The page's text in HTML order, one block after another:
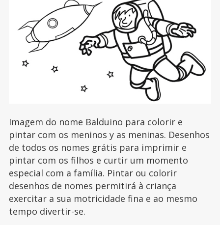
Imagem do nome Balduino para colorir e
pintar com os meninos y as meninas. Desenhos
de todos os nomes grátis para imprimir e
pintar com os filhos e curtir um momento
especial com a família. Pintar ou colorir
desenhos de nomes permitirá à criança
exercitar a sua motricidade fina e ao mesmo
tempo divertir-se.